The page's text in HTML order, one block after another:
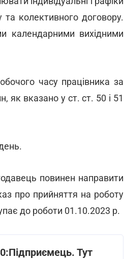
колективного договору.
календарними вихiдними
часу працівника за
як вказано у ст. ст. 50 i 51
повинен направити
про прийняття на роботу
до роботи 01.10.2023 р.
Тут